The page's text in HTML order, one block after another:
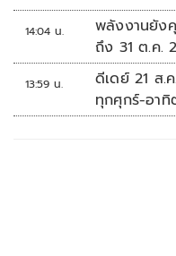
14:04 น.
พลังงานยัง
ถึง 31 ต.ค.
13:59 น.
ดีเดย์ 21 ส.
ทุกศุกร์-อา